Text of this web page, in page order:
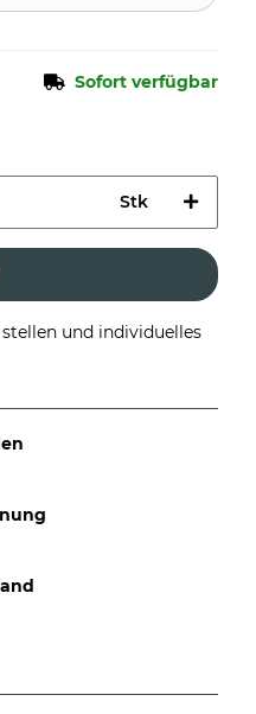
Sofort verfügbar
Stk
und individuelles